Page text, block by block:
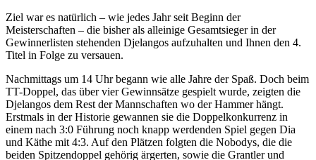
Ziel war es natürlich – wie jedes Jahr seit Beginn der
Meisterschaften – die bisher als alleinige Gesamtsieger in der
Gewinnerlisten stehenden Djelangos aufzuhalten und Ihnen den 4.
Titel in Folge zu versauen.
Nachmittags um 14 Uhr begann wie alle Jahre der Spaß. Doch beim
TT-Doppel, das über vier Gewinnsätze gespielt wurde, zeigten die
Djelangos dem Rest der Mannschaften wo der Hammer hängt.
Erstmals in der Historie gewannen sie die Doppelkonkurrenz in
einem nach 3:0 Führung noch knapp werdenden Spiel gegen Dia
und Käthe mit 4:3. Auf den Plätzen folgten die Nobodys, die die
beiden Spitzendoppel gehörig ärgerten, sowie die Grantler und